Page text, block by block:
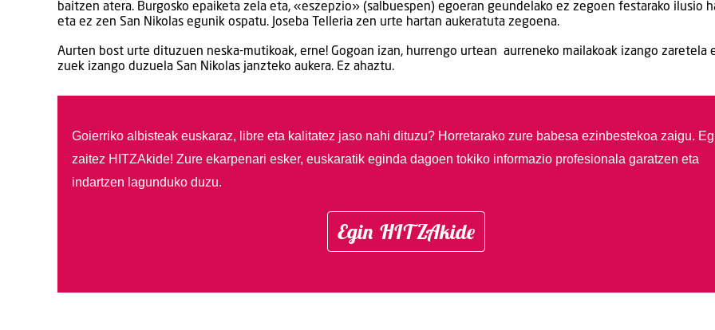
baitzen atera. Burgosko epaiketa zela eta, «eszepzio» (salbuespen) egoeran geundelako ez zegoen festarako ilusio
eta ez zen San Nikolas egunik ospatu. Joseba Telleria zen urte hartan aukeratuta zegoena.
Aurten bost urte dituzuen neska-mutikoak, erne! Gogoan izan, hurrengo urtean aurreneko mailakoak izango zaretela
zuek izango duzuela San Nikolas janzteko aukera. Ez ahaztu.
Goierriko albisteak euskaraz, libre eta kalitatez jaso nahi dituzu? Horretarako zure babesa ezinbestekoa zaigu.
zaitez HITZAkide! Zure ekarpenari esker, euskaratik eginda dagoen tokiko informazio profesionala garatzen eta
indartzen lagunduko duzu.
Egin HITZAkide